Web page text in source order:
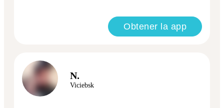
Obtener la app
N.
Viciebsk